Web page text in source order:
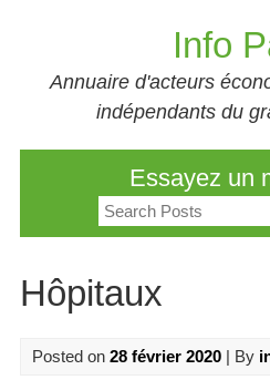
Info
Annuaire d'acteurs
indépendants du
Essayez un
Search
for:
Hôpitaux
Posted on 28 février 2020| By